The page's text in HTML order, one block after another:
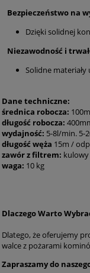
Bezpieczeństwo na
Dzięki solidnej
Niezawodność i
Solidne
Dane techniczne:
średnica robocza:
długość robocza:
wydajność: 5-8l/min. 5-
długość węża 15m /
zawór z filtrem:
waga: 10 kg
Dlaczego Warto
Dlatego, że oferujemy
walce z pożarami
Zapraszamy do